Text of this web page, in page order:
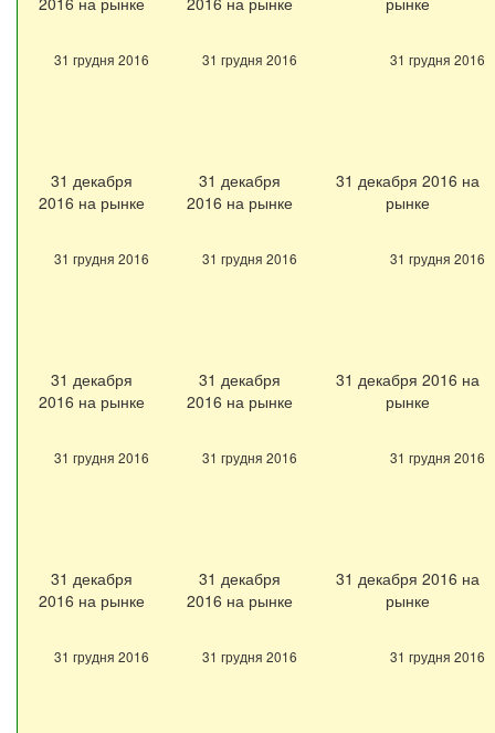
31 грудня 2016 31 грудня 2016 31 грудня 2016
31 декабря
2016 на рынке
31 грудня 2016
31 декабря
2016 на рынке
31 грудня 2016
31 декабря 2016 на
рынке
31 грудня 2016
31 декабря
2016 на рынке
31 грудня 2016
31 декабря
2016 на рынке
31 грудня 2016
31 декабря 2016 на
рынке
31 грудня 2016
31 декабря
2016 на рынке
31 грудня 2016
31 декабря
2016 на рынке
31 грудня 2016
31 декабря 2016 на
рынке
31 грудня 2016